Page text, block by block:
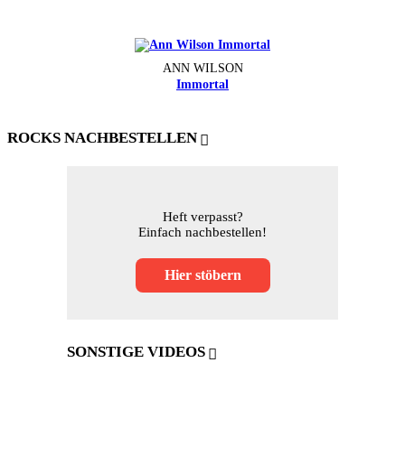
ANN WILSON
Immortal
ROCKS NACHBESTELLEN
Heft verpasst?
Einfach nachbestellen!
Hier stöbern
SONSTIGE VIDEOS